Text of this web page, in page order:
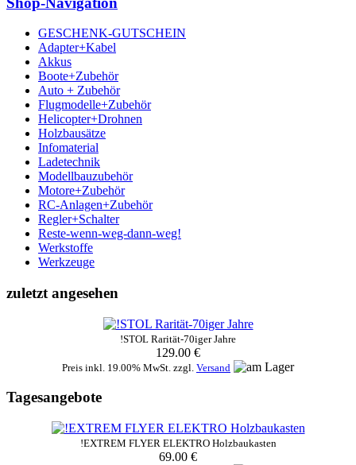
GESCHENK-GUTSCHEIN
Adapter+Kabel
Akkus
Boote+Zubehör
Auto + Zubehör
Flugmodelle+Zubehör
Helicopter+Drohnen
Holzbausätze
Infomaterial
Ladetechnik
Modellbauzubehör
Motore+Zubehör
RC-Anlagen+Zubehör
Regler+Schalter
Reste-wenn-weg-dann-weg!
Werkstoffe
Werkzeuge
zuletzt angesehen
!STOL Rarität-70iger Jahre
129.00 €
Preis inkl. 19.00% MwSt. zzgl. Versand
Tagesangebote
!EXTREM FLYER ELEKTRO Holzbaukasten
69.00 €